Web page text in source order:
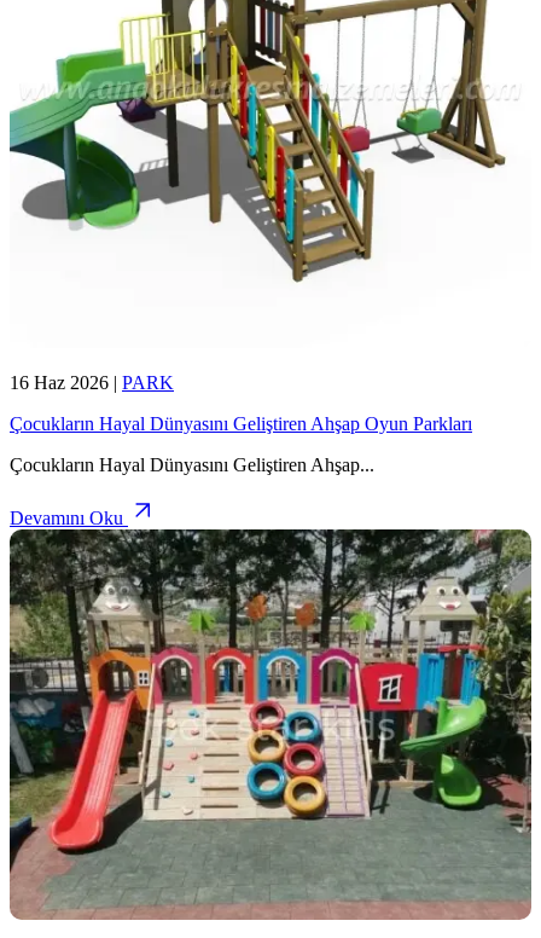
16 Haz 2026 | PARK
Çocukların Hayal Dünyasını Geliştiren Ahşap Oyun Parkları
Çocukların Hayal Dünyasını Geliştiren Ahşap...
Devamını Oku